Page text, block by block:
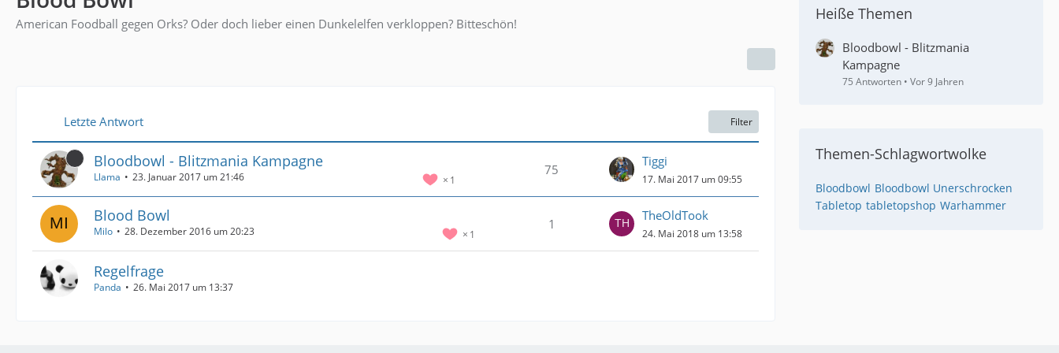
American Foodball gegen Orks? Oder doch lieber einen Dunkelelfen verkloppen? Bitteschön!
Letzte Antwort Filter
Bloodbowl - Blitzmania Kampagne
1
Llama 23. Januar 2017 um 21:46 75
Tiggi
17. Mai 2017 um 09:55
Blood Bowl
1
Milo 28. Dezember 2016 um 20:23 1
TheOldTook
24. Mai 2018 um 13:58
Regelfrage
Panda 26. Mai 2017 um 13:37
Heiße Themen
Bloodbowl - Blitzmania
Kampagne
75 Antworten Vor 9 Jahren
Themen-Schlagwortwolke
Bloodbowl Bloodbowl Unerschrocken
Tabletop tabletopshop Warhammer